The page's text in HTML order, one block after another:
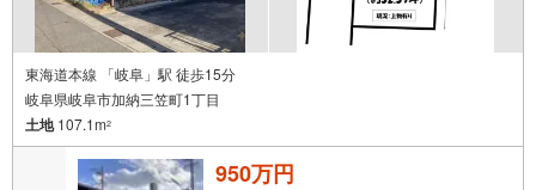
東海道本線 「岐阜」駅 徒歩15分
岐阜県岐阜市加納三笠町1丁目
土地107.1m2
950万円